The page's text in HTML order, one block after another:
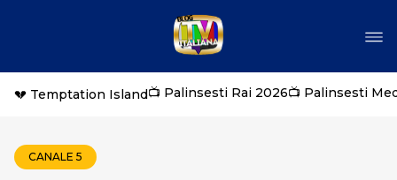
💔 Temptation Island📺 Palinsesti Rai 2026📺 Palinsesti
CANALE 5